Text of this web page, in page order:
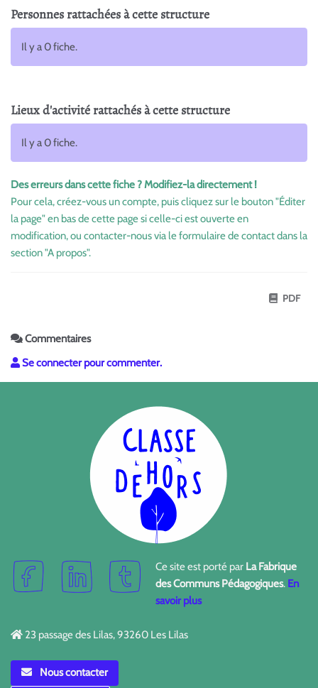
Personnes rattachées à cette structure
Il y a 0 fiche.
Lieux d'activité rattachés à cette structure
Il y a 0 fiche.
Des erreurs dans cette fiche ? Modifiez-la directement !
Pour cela, créez-vous un compte, puis cliquez sur le bouton "Éditer
la page" en bas de cette page si celle-ci est ouverte en
modification, ou contacter-nous via le formulaire de contact dans la
section "A propos".
PDF
Commentaires
Se connecter pour commenter.
Ce site est porté par La Fabrique
des Communs Pédagogiques. En
savoir plus
23 passage des Lilas, 93260 Les Lilas
Nous contacter